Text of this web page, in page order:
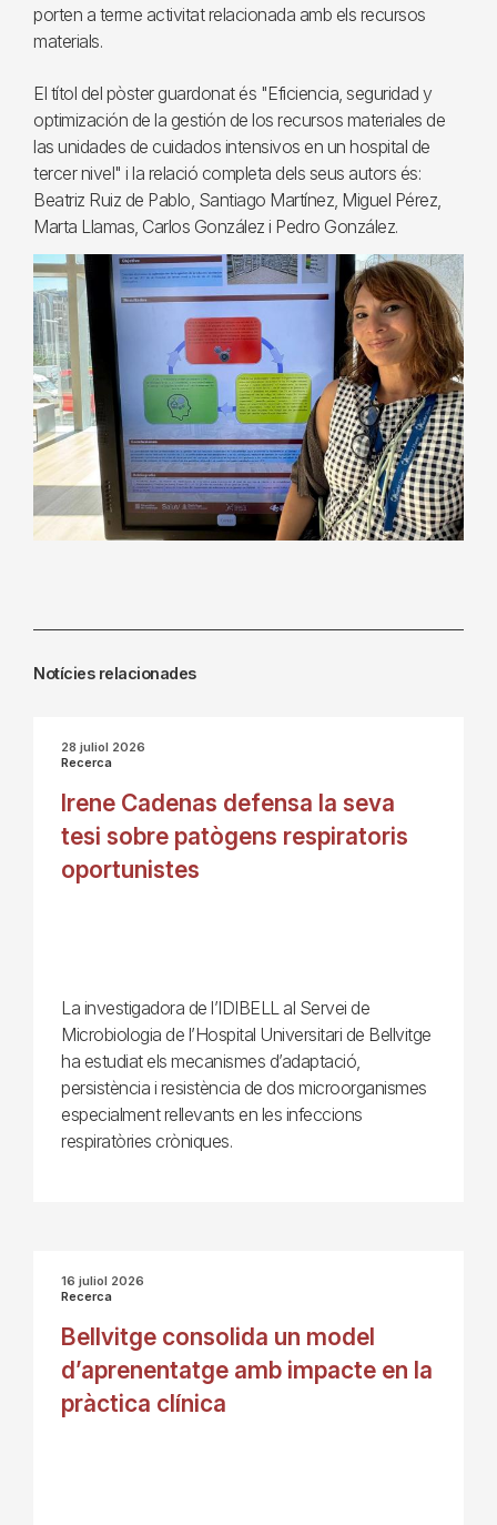
porten a terme activitat relacionada amb els recursos
materials.
El títol del pòster guardonat és "Eficiencia, seguridad y
optimización de la gestión de los recursos materiales de
las unidades de cuidados intensivos en un hospital de
tercer nivel" i la relació completa dels seus autors és:
Beatriz Ruiz de Pablo, Santiago Martínez, Miguel Pérez,
Marta Llamas, Carlos González i Pedro González.
Notícies relacionades
28 juliol 2026
Recerca
Irene Cadenas defensa la seva
tesi sobre patògens respiratoris
oportunistes
La investigadora de l’IDIBELL al Servei de
Microbiologia de l’Hospital Universitari de Bellvitge
ha estudiat els mecanismes d’adaptació,
persistència i resistència de dos microorganismes
especialment rellevants en les infeccions
respiratòries cròniques.
16 juliol 2026
Recerca
Bellvitge consolida un model
d’aprenentatge amb impacte en la
pràctica clínica